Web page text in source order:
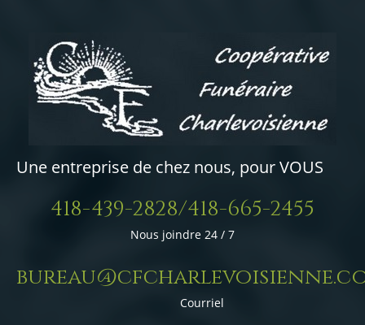
Une entreprise de chez nous, pour VOUS
418-439-2828/418-665-2455
Nous joindre 24 / 7
Courriel